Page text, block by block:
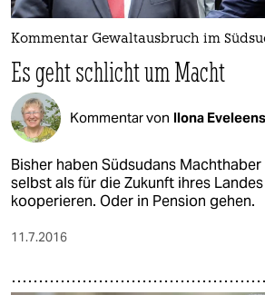
Kommentar Gewaltausbruch im
Es geht schlicht um Macht
Kommentar von Ilona Eveleens
Bisher haben Südsudans
selbst als für die Zukunft ihres
kooperieren. Oder in Pension gehen.
11.7.2016